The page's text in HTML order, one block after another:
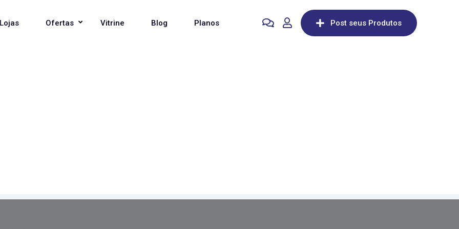
Lojas Ofertas Vitrine Blog Planos Post seus Produtos